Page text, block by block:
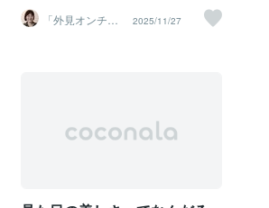
鏡の前でため息をついたことがあるあな
たへ。この小さな日記が、ほんの少しで
しが「外見オンチ」と名づけた背景、 そ
こから生まれた“リセット・ルッキズ
もそも「どう変わればいいのか」がわか
らなかった……。10代の頃は「ブス」
も写真も苦手で、生きているだけでつか
れるような毎日。そんな長い時間を過ご
「外見オンチ」
アドバイザー 山
2025/11/27